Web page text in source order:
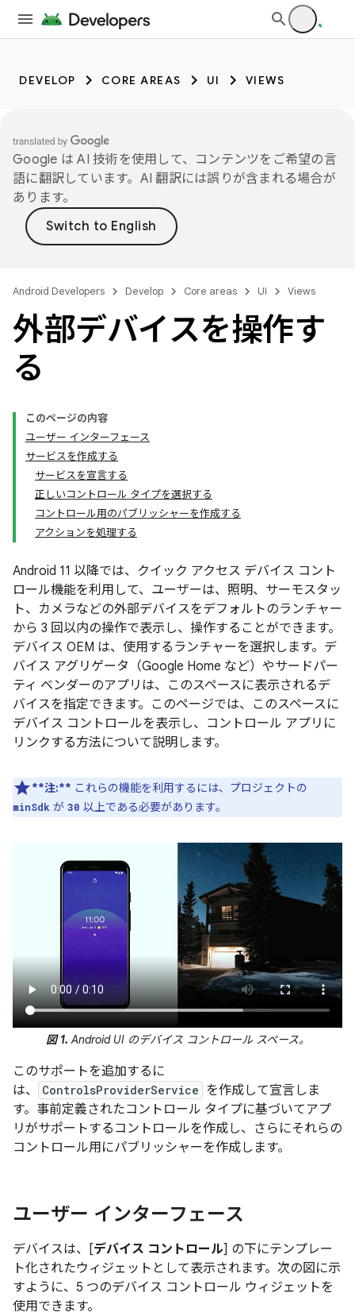
DEVELOP CORE AREAS UI VIEWS
Google は AI 技術を使用して、コンテンツをご希望の言
語に翻訳しています。AI 翻訳には誤りが含まれる場合が
あります。
Android Developers Develop Core areas UI Views
外部デバイスを操作す
る
このページの内容
ユーザー インターフェース
サービスを作成する
サービスを宣言する
正しいコントロール タイプを選択する
コントロール用のパブリッシャーを作成する
アクションを処理する
Android 11 以降では、クイック アクセス デバイス コント
ロール機能を利用して、ユーザーは、照明、サーモスタッ
ト、カメラなどの外部デバイスをデフォルトのランチャー
から 3 回以内の操作で表示し、操作することができます。
デバイス OEM は、使用するランチャーを選択します。デ
バイス アグリゲータ（Google Home など）やサードパー
ティ ベンダーのアプリは、このスペースに表示されるデ
バイスを指定できます。このページでは、このスペースに
デバイス コントロールを表示し、コントロール アプリに
リンクする方法について説明します。
**注:** これらの機能を利用するには、プロジェクトの
minSdk が 30 以上である必要があります。
図 1. Android UI のデバイス コントロール スペース。
このサポートを追加するに
は、
ControlsProviderService を作成して宣言しま
す。事前定義されたコントロール タイプに基づいてアプ
リがサポートするコントロールを作成し、さらにそれらの
コントロール用にパブリッシャーを作成します。
ユーザー インターフェース
デバイスは、[デバイス コントロール] の下にテンプレー
ト化されたウィジェットとして表示されます。次の図に示
すように、5 つのデバイス コントロール ウィジェットを
使用できます。